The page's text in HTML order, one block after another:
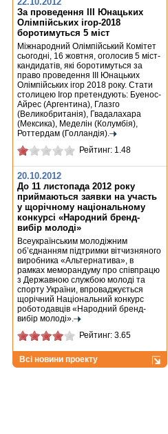
За проведення ІІІ Юнацьких
Олімпійських ігор-2018
боротимуться 5 міст
Міжнародний Олімпійський Комітет
сьогодні, 16 жовтня, оголосив 5 міст-
кандидатів, які боротимуться за
право проведення III Юнацьких
Олімпійських ігор 2018 року. Стати
столицею Ігор претендують: Буенос-
Айрес (Аргентина), Глазго
(Великобританія), Гвадалахара
(Мексика), Меделін (Колумбія),
Роттердам (Голландія).
Рейтинг: 1.48
20.10.2012
До 11 листопада 2012 року
приймаються заявки на участь
у щорічному національному
конкурсі «Народний бренд-
вибір молоді»
Всеукраїнським молодіжним
об’єднанням підтримки вітчизняного
виробника «Альтернатива», в
рамках меморандуму про співпрацю
з Державною службою молоді та
спорту України, впроваджується
щорічний Національний конкурс
роботодавців «Народний бренд-
вибір молоді».
Рейтинг: 3.65
Всі новини проекту